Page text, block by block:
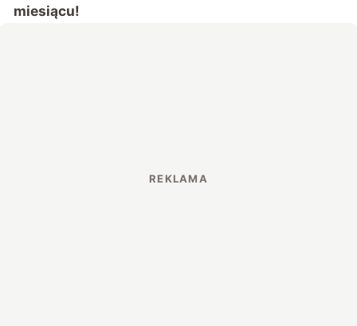
miesiącu!